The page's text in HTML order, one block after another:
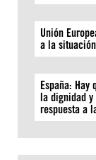
Unión
a la
España: Hay
la dignidad
respuesta a